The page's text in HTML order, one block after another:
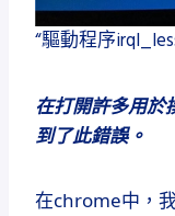
“驅動程序
在打開許多用於
到了此錯誤。
在chrome中，